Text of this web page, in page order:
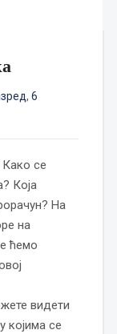
, 6
Како се
Која
На
на
ћемо
видети
којима се